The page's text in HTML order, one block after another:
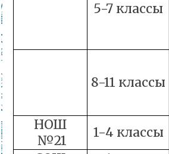
5-7 классы
8-11 классы
НОШ
№21
1-4 классы